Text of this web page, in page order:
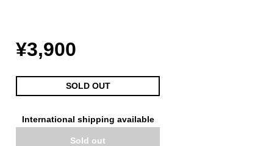
¥3,900
SOLD OUT
International shipping available
Sold out